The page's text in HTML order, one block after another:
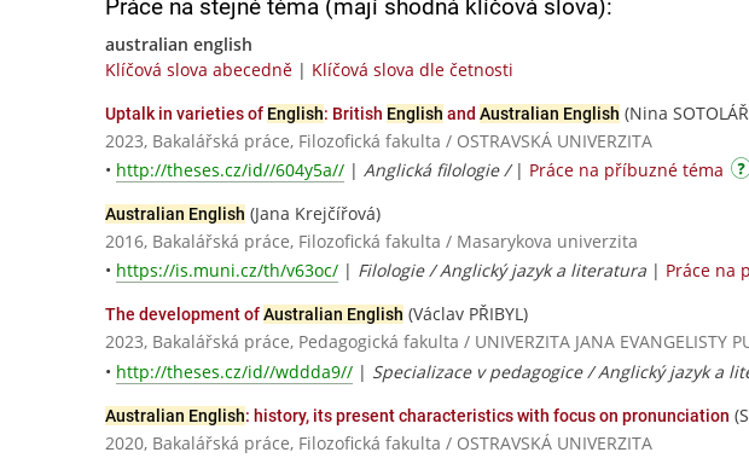
Práce na stejné téma (mají shodná klíčová slova):
australian english
Klíčová slova abecedně | Klíčová slova dle četnosti
Uptalk in varieties of English: British English and Australian English (Nina
2023, Bakalářská práce, Filozofická fakulta / OSTRAVSKÁ UNIVERZITA
• http://theses.cz/id//604y5a// | Anglická filologie / | Práce na příbuzné téma
Australian English (Jana Krejčířová)
2016, Bakalářská práce, Filozofická fakulta / Masarykova univerzita
• https://is.muni.cz/th/v63oc/ | Filologie / Anglický jazyk a literatura | Práce na
The development ofAustralian English (Václav PŘIBYL)
2023, Bakalářská práce, Pedagogická fakulta / UNIVERZITA JANA EVANGELISTY
• http://theses.cz/id//wddda9// | Specializace v pedagogice / Anglický jazyk a
Australian English: history, its present characteristics with focus on pronunciation
2020, Bakalářská práce, Filozofická fakulta / OSTRAVSKÁ UNIVERZITA